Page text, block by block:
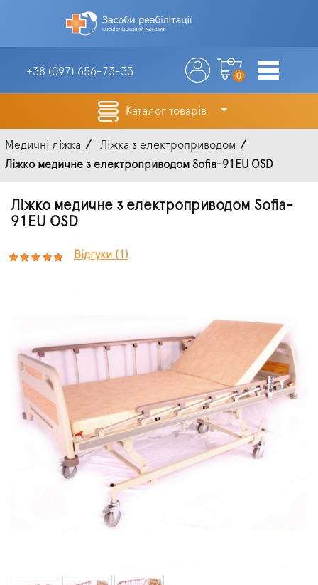
+38 (097) 656-73-33 0
Каталог товарів
Медичні ліжка
Ліжка з електроприводом
Ліжко медичне з електроприводом Sofia-91EU OSD
Ліжко медичне з електроприводом Sofia-
91EU OSD
Відгуки (1)